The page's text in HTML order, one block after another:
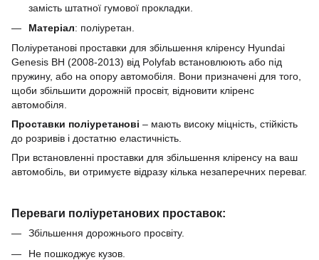
замість штатної гумової прокладки.
Матеріал: поліуретан.
Поліуретанові проставки для збільшення кліренсу Hyundai
Genesis BH (2008-2013) від Polyfab встановлюють або під
пружину, або на опору автомобіля. Вони призначені для того,
щоби збільшити дорожній просвіт, відновити кліренс
автомобіля.
Проставки поліуретанові – мають високу міцність, стійкість
до розривів і достатню еластичність.
При встановленні проставки для збільшення кліренсу на ваш
автомобіль, ви отримуєте відразу кілька незаперечних переваг.
Переваги поліуретанових проставок:
Збільшення дорожнього просвіту.
Не пошкоджує кузов.